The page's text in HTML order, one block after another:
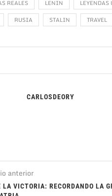
REALES
LENIN LEYENDAS
RUSIA STALIN TRAVEL
CARLOSDEORY
anterior
LA VICTORIA: RECORDANDO LA